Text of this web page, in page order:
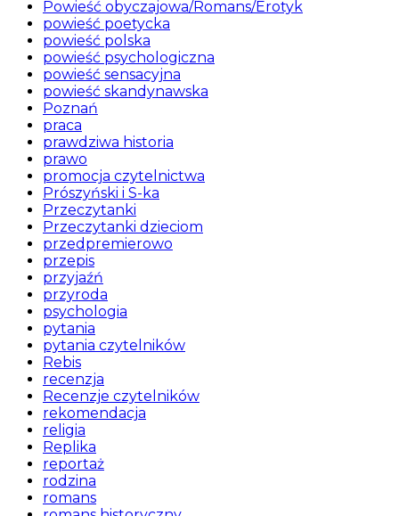
Powieść obyczajowa/Romans/Erotyk
powieść poetycka
powieść polska
powieść psychologiczna
powieść sensacyjna
powieść skandynawska
Poznań
praca
prawdziwa historia
prawo
promocja czytelnictwa
Prószyński i S-ka
Przeczytanki
Przeczytanki dzieciom
przedpremierowo
przepis
przyjaźń
przyroda
psychologia
pytania
pytania czytelników
Rebis
recenzja
Recenzje czytelników
rekomendacja
religia
Replika
reportaż
rodzina
romans